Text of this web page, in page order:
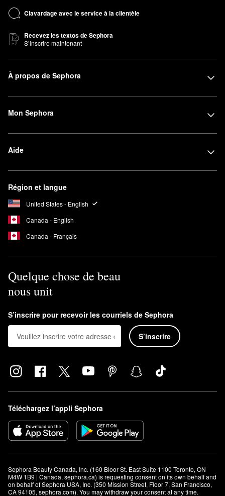
Clavardage avec le service à la clientèle
Recevez les textos de Sephora
S’inscrire maintenant
À propos de Sephora
Mon Sephora
Aide
Région et langue
United States - English
Canada - English
Canada - Français
Quelque chose de beau
nous unit
S’inscrire pour recevoir les courriels de Sephora
S’inscrire
Téléchargez l’appli Sephora
Sephora Beauty Canada, Inc. (160 Bloor St. East Suite 1100 Toronto, ON
M4W 1B9 | Canada, sephora.ca) is requesting consent on its own behalf and
on behalf of Sephora USA, Inc. (350 Mission Street, Floor 7, San Francisco,
CA 94105, sephora.com). You may withdraw your consent at any time.